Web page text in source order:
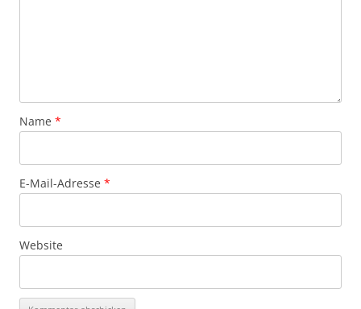
Name *
E-Mail-Adresse *
Website